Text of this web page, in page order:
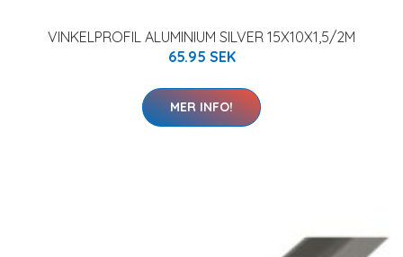
VINKELPROFIL ALUMINIUM SILVER 15X10X1,5/2M
65.95 SEK
MER INFO!